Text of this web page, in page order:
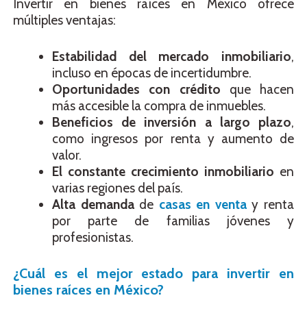
Invertir en bienes raíces en México ofrece
múltiples ventajas:
Estabilidad del mercado inmobiliario,
incluso en épocas de incertidumbre.
Oportunidades con crédito que hacen
más accesible la compra de inmuebles.
Beneficios de inversión a largo plazo,
como ingresos por renta y aumento de
valor.
El constante crecimiento inmobiliario en
varias regiones del país.
Alta demanda de casas en ventay renta
por parte de familias jóvenes y
profesionistas.
¿Cuál es el mejor estado para invertir en
bienes raíces en México?